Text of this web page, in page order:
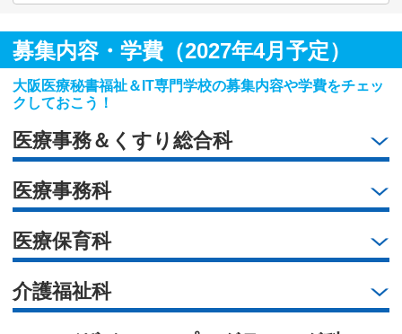
募集内容・学費（2027年4月予定）
大阪医療秘書福祉＆IT専門学校の募集内容や学費をチェッ
クしておこう！
医療事務＆くすり総合科
医療事務科
医療保育科
介護福祉科